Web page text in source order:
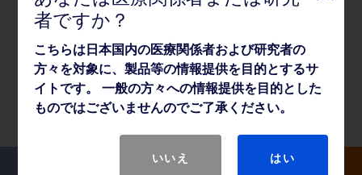
薬事・その他情報
製品基本仕様
者ですか？
こちらは日本国内の医療関係者および研究者の
方々を対象に、製品等の情報提供を目的とするサ
イトです。 一般の方々への情報提供を目的とした
ものではございませんのでご了承ください。
いいえ はい